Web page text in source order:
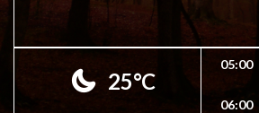
25°C
05:00
06:00